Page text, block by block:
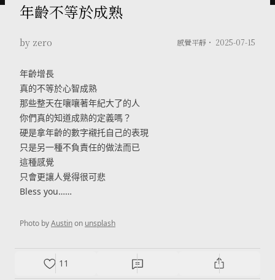
年齡不等於成熟
by zero 感覺平靜・ 2025-07-15
年齡增長
真的不等於心智成熟
那些整天在嚷嚷著年紀大了的人
你們真的知道成熟的定義嗎？
硬是拿年齡的數字襯托自己的表現
只是另一種不負責任的做法而已
這種感覺
只會更讓人覺得很可悲
Bless you……
Photo byAustinon unsplash
11